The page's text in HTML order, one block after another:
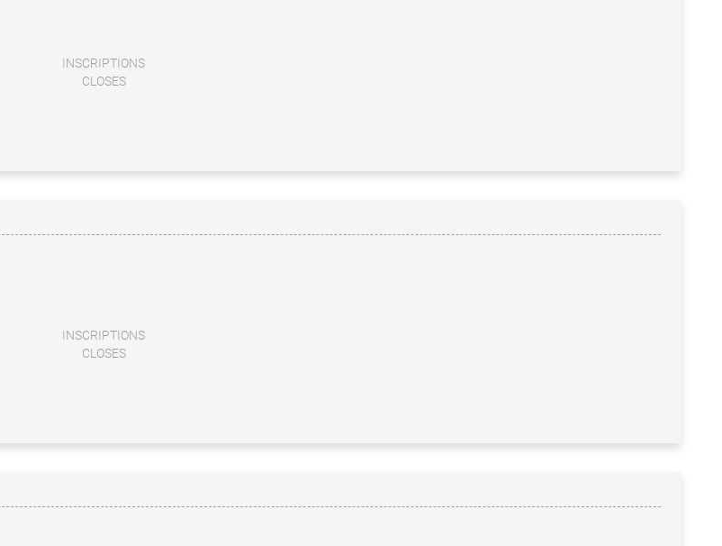
INSCRIPTIONS
CLOSES
INSCRIPTIONS
CLOSES